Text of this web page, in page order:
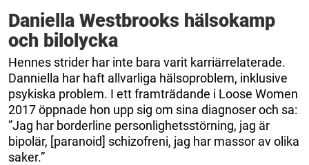
Daniella Westbrooks hälsokamp
och bilolycka
Hennes strider har inte bara varit karriärrelaterade.
Danniella har haft allvarliga hälsoproblem, inklusive
psykiska problem. I ett framträdande i Loose Women
2017 öppnade hon upp sig om sina diagnoser och sa:
”Jag har borderline personlighetsstörning, jag är
bipolär, [paranoid] schizofreni, jag har massor av olika
saker.”